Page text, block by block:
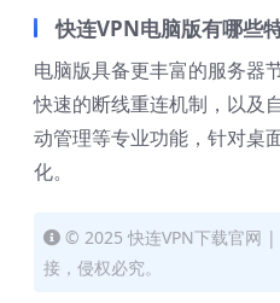
快连VPN电脑版有哪些
电脑版具备更丰富的服务器
快速的断线重连机制，以及
动管理等专业功能，针对桌
化。
© 2025 快连VPN下载官网 |
接，侵权必究。